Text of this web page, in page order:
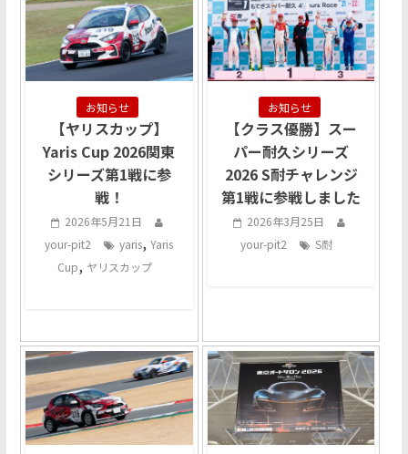
お知らせ
【ヤリスカップ】
Yaris Cup 2026関東
シリーズ第1戦に参
戦！
2026年5月21日
your-pit2
yaris,Yaris
Cup, ヤリスカップ
お知らせ
【クラス優勝】スー
パー耐久シリーズ
2026 S耐チャレンジ
第1戦に参戦しました
2026年3月25日
your-pit2
S耐